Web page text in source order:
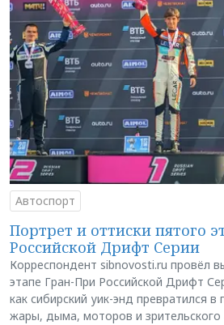
Автоспорт
Портрет и оттиски пятого
Российской Дрифт Серии
Корреспондент sibnovosti.ru провёл
этапе Гран-При Российской Дрифт
как сибирский уик-энд превратился в
жары, дыма, моторов и зрительского